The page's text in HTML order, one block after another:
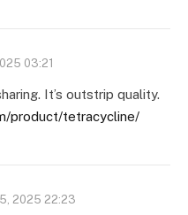
03:21
It’s outstrip quality.
product/tetracycline/
2025 22:23